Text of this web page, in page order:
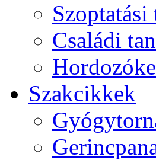
Szoptatási
Családi
Szakcikkek